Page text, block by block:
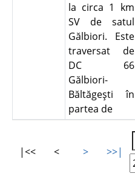
la circa 1 km
SV de satul
Gălbiori. Este
traversat de
DC 66
Gălbiori-
Băltăgeşti în
partea de
|<< < > >>|